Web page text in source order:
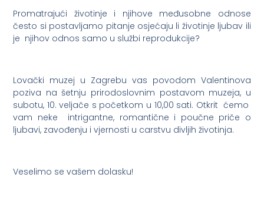
Promatrajući životinje i njihove međusobne odnose
često si postavljamo pitanje osjećaju li životinje ljubav ili
je njihov odnos samo u službi reprodukcije?
Lovački muzej u Zagrebu vas povodom Valentinova
poziva na šetnju prirodoslovnim postavom muzeja, u
subotu, 10. veljače s početkom u 10,00 sati. Otkrit ćemo
vam neke intrigantne, romantične i poučne priče o
ljubavi, zavođenju i vjernosti u carstvu divljih životinja.
Veselimo se vašem dolasku!